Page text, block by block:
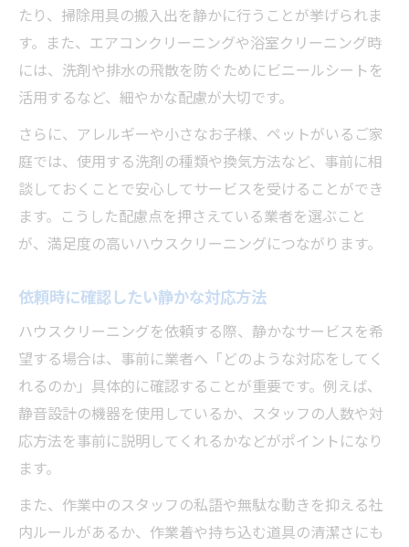
たり、掃除用具の搬入出を静かに行うことが挙げられま
す。また、エアコンクリーニングや浴室クリーニング時
には、洗剤や排水の飛散を防ぐためにビニールシートを
活用するなど、細やかな配慮が大切です。
さらに、アレルギーや小さなお子様、ペットがいるご家
庭では、使用する洗剤の種類や換気方法など、事前に相
談しておくことで安心してサービスを受けることができ
ます。こうした配慮点を押さえている業者を選ぶこと
が、満足度の高いハウスクリーニングにつながります。
依頼時に確認したい静かな対応方法
ハウスクリーニングを依頼する際、静かなサービスを希
望する場合は、事前に業者へ「どのような対応をしてく
れるのか」具体的に確認することが重要です。例えば、
静音設計の機器を使用しているか、スタッフの人数や対
応方法を事前に説明してくれるかなどがポイントになり
ます。
また、作業中のスタッフの私語や無駄な動きを抑える社
内ルールがあるか、作業着や持ち込む道具の清潔さにも